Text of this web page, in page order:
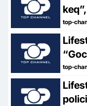
në
top-
Lifestyle Sara
jetës
top-
Lifestyle “Do